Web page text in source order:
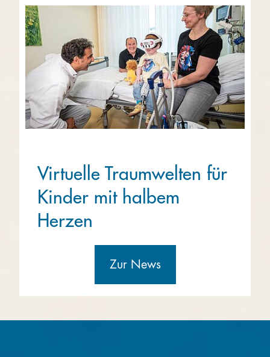
Virtuelle Traumwelten für
Kinder mit halbem
Herzen
Zur News